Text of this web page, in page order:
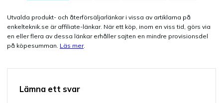
Utvalda produkt- och återförsäljarlänkar i vissa av artiklarna på
enkelteknik.se är affiliate-länkar. När ett köp, inom en viss tid, görs via
en eller flera av dessa länkar erhåller sajten en mindre provisionsdel
på köpesumman. Läs mer.
Lämna ett svar